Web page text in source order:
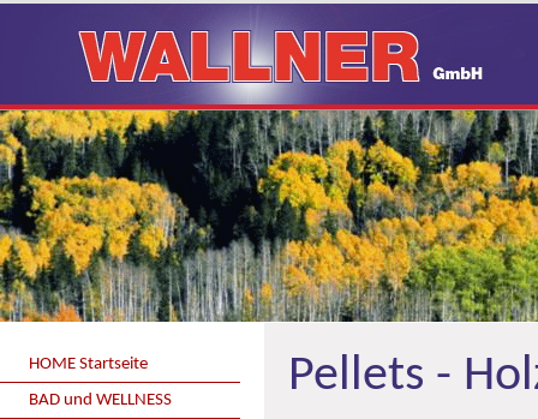
HOME Startseite
BAD und WELLNESS
Pellets -